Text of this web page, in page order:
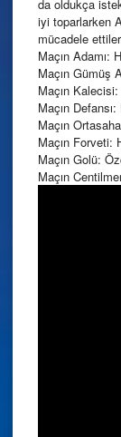
da oldukça
iyi toparlarken
mücadele
Maçın Adamı:
Maçın Gümüş
Maçın
Maçın
Maçın
Maçın Forveti:
Maçın Golü:
Maçın